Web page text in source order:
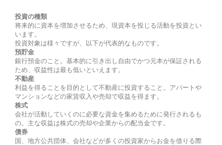
グ
ル
ー
プ
易、
VIP
投資の種類
将来的に資本を増加させるため、現資本を投じる活動を投資とい
います。
投資対象は様々ですが、以下が代表的なものです。
預貯金
銀行預金のこと。基本的に引き出し自由でかつ元本が保証される
ため、収益性は最も低いといえます。
不動産
利益を得ることを目的として不動産に投資すること。アパートや
マンションなどの家賃収入や売却で収益を得ます。
株式
会社が活動していくのに必要な資金を集めるために発行されるも
の。主な収益は株式の売却や企業からの配当金です。
債券
国、地方公共団体、会社などが多くの投資家からお金を借りる際